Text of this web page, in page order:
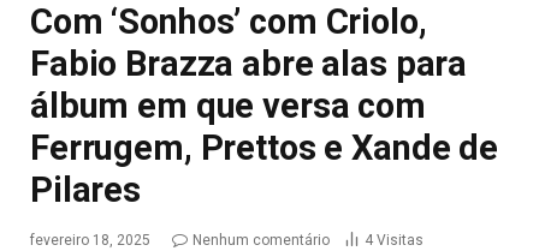
Com ‘Sonhos’ com Criolo,
Fabio Brazza abre alas para
álbum em que versa com
Ferrugem, Prettos e Xande de
Pilares
fevereiro 18, 2025 Nenhum comentário 4 Visitas